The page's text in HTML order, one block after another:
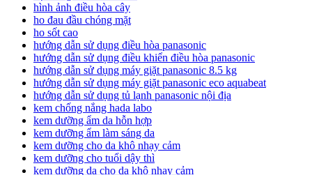
hình ảnh điều hòa cây
ho đau đầu chóng mặt
ho sốt cao
hướng dẫn sử dụng điều hòa panasonic
hướng dẫn sử dụng điều khiển điều hòa panasonic
hướng dẫn sử dụng máy giặt panasonic 8.5 kg
hướng dẫn sử dụng máy giặt panasonic eco aquabeat
hướng dẫn sử dụng tủ lạnh panasonic nội địa
kem chống nắng hada labo
kem dưỡng ẩm da hỗn hợp
kem dưỡng ẩm làm sáng da
kem dưỡng cho da khô nhạy cảm
kem dưỡng cho tuổi dậy thì
kem dưỡng da cho da khô nhạy cảm